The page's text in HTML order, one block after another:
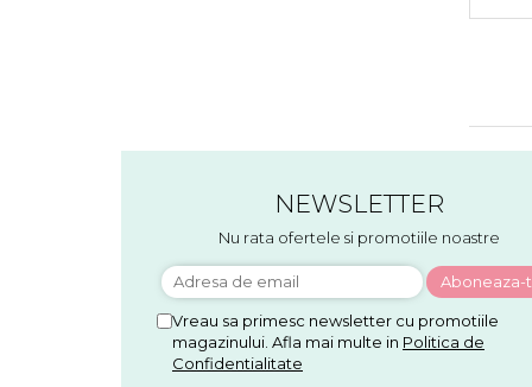
NEWSLETTER
Nu rata ofertele si promotiile noastre
Vreau sa primesc newsletter cu promotiile
magazinului. Afla mai multe in Politica de
Confidentialitate